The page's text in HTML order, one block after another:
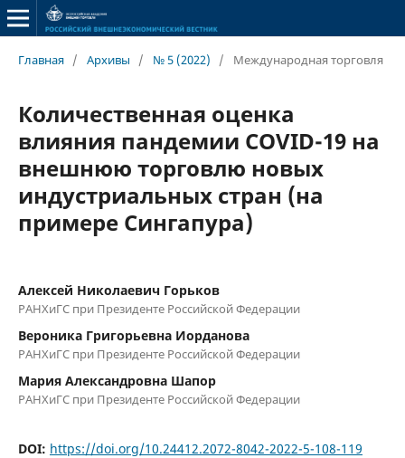
Главная / Архивы / № 5 (2022) / Международная торговля
Количественная оценка
влияния пандемии COVID-19 на
внешнюю торговлю новых
индустриальных стран (на
примере Сингапура)
Алексей Николаевич Горьков
РАНХиГС при Президенте Российской Федерации
Вероника Григорьевна Иорданова
РАНХиГС при Президенте Российской Федерации
Мария Александровна Шапор
РАНХиГС при Президенте Российской Федерации
DOI: https://doi.org/10.24412.2072-8042-2022-5-108-119